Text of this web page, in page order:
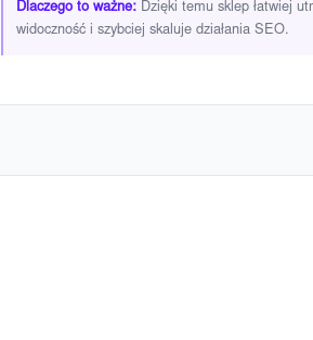
Dlaczego to ważne: Dzięki temu sklep łatwiej
widoczność i szybciej skaluje działania SEO.